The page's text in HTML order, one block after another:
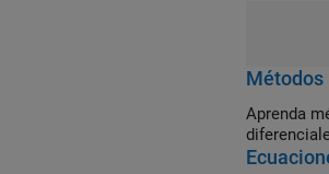
Métodos
Aprenda